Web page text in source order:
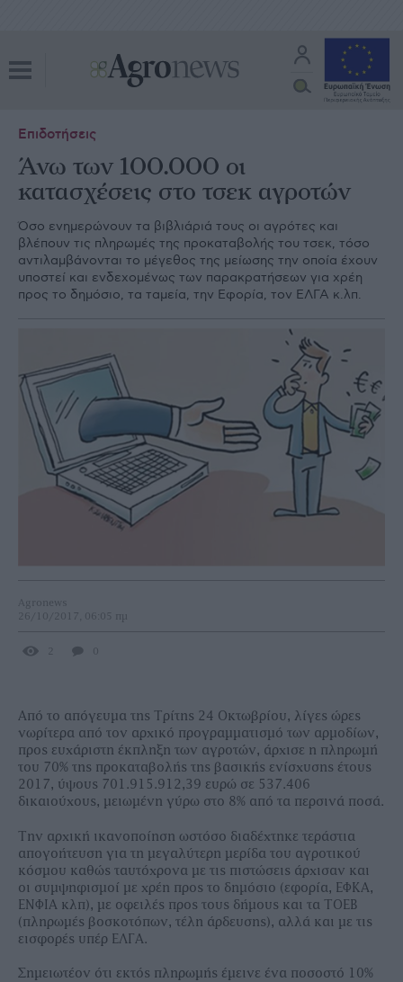
Επιδοτήσεις
Άνω των 100.000 οι
κατασχέσεις στο τσεκ αγροτών
Όσο ενημερώνουν τα βιβλιάριά τους οι αγρότες και
βλέπουν τις πληρωμές της προκαταβολής του τσεκ, τόσο
αντιλαμβάνονται το μέγεθος της μείωσης την οποία έχουν
υποστεί και ενδεχομένως των παρακρατήσεων για χρέη
προς το δημόσιο, τα ταμεία, την Εφορία, τον ΕΛΓΑ κ.λπ.
Agronews
26/10/2017, 06:05 πμ
0
Από το απόγευµα της Τρίτης 24 Οκτωβρίου, λίγες ώρες
νωρίτερα από τον αρχικό προγραµµατισµό των αρµοδίων,
προς ευχάριστη έκπληξη των αγροτών, άρχισε η πληρωµή
του 70% της προκαταβολής της βασικής ενίσχυσης έτους
2017, ύψους 701.915.912,39 ευρώ σε 537.406
δικαιούχους, µειωµένη γύρω στο 8% από τα περσινά ποσά.
Την αρχική ικανοποίηση ωστόσο διαδέχτηκε τεράστια
απογοήτευση για τη µεγαλύτερη µερίδα του αγροτικού
κόσµου καθώς ταυτόχρονα µε τις πιστώσεις άρχισαν και
οι συµψηφισµοί µε χρέη προς το δηµόσιο (εφορία, ΕΦΚΑ,
ΕΝΦΙΑ κλπ), µε οφειλές προς τους δήµους και τα ΤΟΕΒ
(πληρωµές βοσκοτόπων, τέλη άρδευσης), αλλά και µε τις
εισφορές υπέρ ΕΛΓΑ.
Σηµειωτέον ότι εκτός πληρωµής έµεινε ένα ποσοστό 10%